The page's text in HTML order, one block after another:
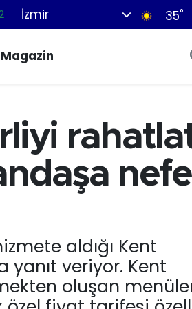
İzmir 35°
Magazin
aldığı Kent
yanıt veriyor. Kent
oluşan